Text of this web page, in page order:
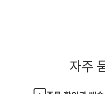
자주